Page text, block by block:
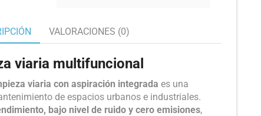
VALORACIONES (0)
viaria multifuncional
viaria con aspiración integrada es una
de espacios urbanos e industriales.
bajo nivel de ruido y cero emisiones,